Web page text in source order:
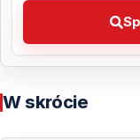
Sprawdź
W skrócie